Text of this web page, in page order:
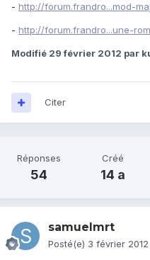
- http://forum.frandro...mod-
- http://forum.frandro...une-
Modifié 29 février 2012 par
Citer
Réponses
54
Créé
14 a
samuelmrt
Posté(e) 3 février 2012